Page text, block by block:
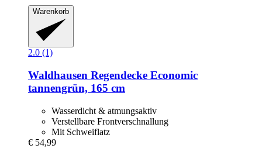
Warenkorb
2.0 (1)
Waldhausen Regendecke Economic
tannengrün, 165 cm
Wasserdicht & atmungsaktiv
Verstellbare Frontverschnallung
Mit Schweiflatz
€ 54,99